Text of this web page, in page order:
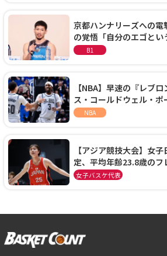
京都ハンナリーズへの
の覚悟「自分のエゴと
に、京都に来たわけでは
B1
【NBA】早速の『レブ
ス・コールドウェル・
ーズに1年契約で加入
NBA
【アジア競技大会】女
定、平均年齢23.8歳の
本開催の大舞台で頂点を
女子バスケ代表